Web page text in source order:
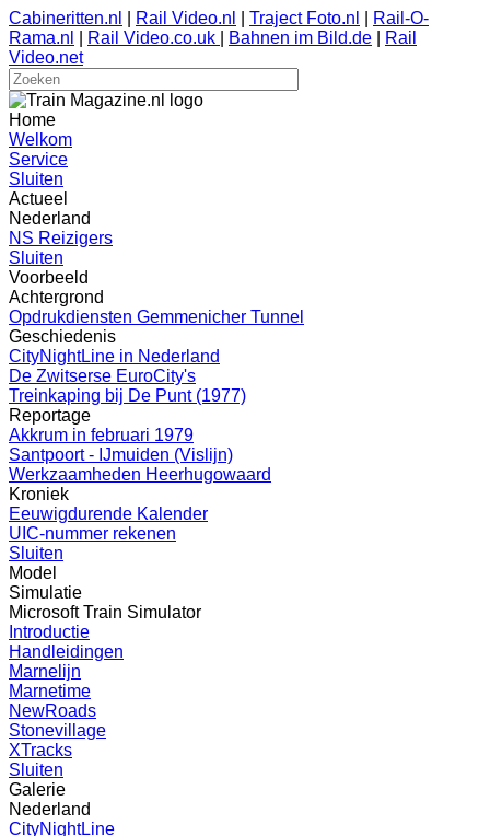
Cabineritten.nl Rail Video.nl Traject Foto.nl
Rail-O-
Rama.nl
Rail Video.co.uk Bahnen im Bild.de
Rail
Video.net
Home
Welkom
Service
Sluiten
Actueel
Nederland
NS Reizigers
Sluiten
Voorbeeld
Achtergrond
Opdrukdiensten Gemmenicher Tunnel
Geschiedenis
CityNightLine in Nederland
De Zwitserse EuroCity's
Treinkaping bij De Punt (1977)
Reportage
Akkrum in februari 1979
Santpoort - IJmuiden (Vislijn)
Werkzaamheden Heerhugowaard
Kroniek
Eeuwigdurende Kalender
UIC-nummer rekenen
Sluiten
Model
Simulatie
Microsoft Train Simulator
Introductie
Handleidingen
Marnelijn
Marnetime
NewRoads
Stonevillage
XTracks
Sluiten
Galerie
Nederland
CityNightLine